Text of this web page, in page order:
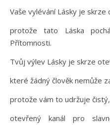
Vaše vylévání Lásky je
protože tato Láska
Přítomnosti.
Tvůj výlev Lásky je skrze
které žádný člověk nemůže
protože vám to udržuje čistý,
otevřený kanál pro